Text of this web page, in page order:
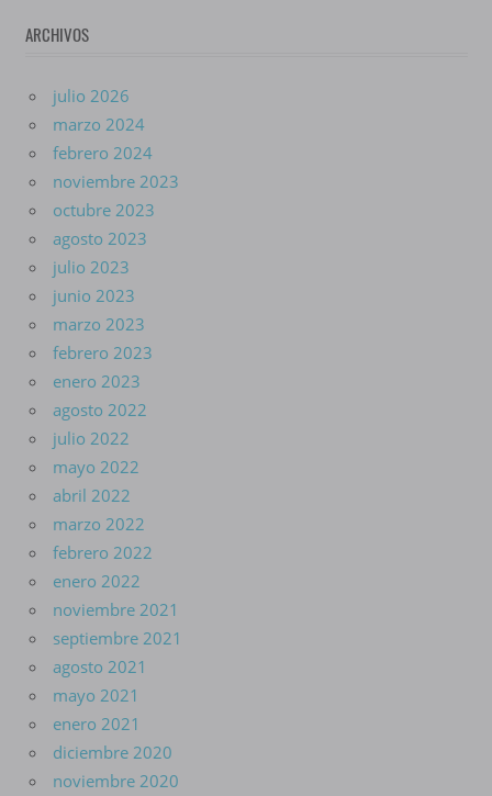
ARCHIVOS
julio 2026
marzo 2024
febrero 2024
noviembre 2023
octubre 2023
agosto 2023
julio 2023
junio 2023
marzo 2023
febrero 2023
enero 2023
agosto 2022
julio 2022
mayo 2022
abril 2022
marzo 2022
febrero 2022
enero 2022
noviembre 2021
septiembre 2021
agosto 2021
mayo 2021
enero 2021
diciembre 2020
noviembre 2020